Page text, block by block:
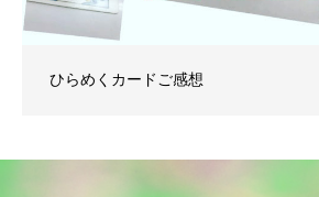
ひらめくカードご感想